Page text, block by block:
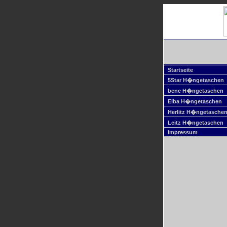
Startseite
5Star H�ngetaschen
bene H�ngetaschen
Elba H�ngetaschen
Herlitz H�ngetaschen
Leitz H�ngetaschen
Impressum